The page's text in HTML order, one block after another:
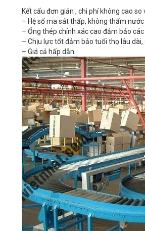
Kết cấu đơn giản , chi phí không cao so
– Hệ số ma sát thấp, không thấm
– Ống thép chính xác cao đảm bảo
– Chịu lực tốt đảm bảo tuổi thọ lâu
– Giá cả hấp dẫn.